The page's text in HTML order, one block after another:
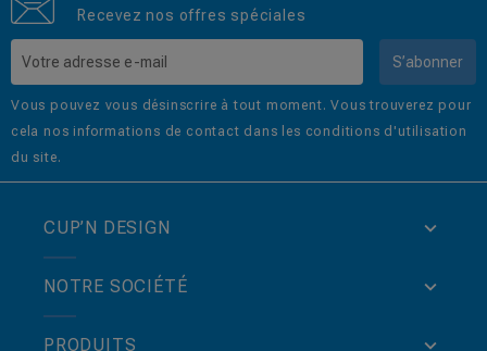
Recevez nos offres spéciales
S’abonner
Vous pouvez vous désinscrire à tout moment. Vous trouverez pour
cela nos informations de contact dans les conditions d'utilisation
du site.
CUP’N DESIGN
NOTRE SOCIÉTÉ
PRODUITS